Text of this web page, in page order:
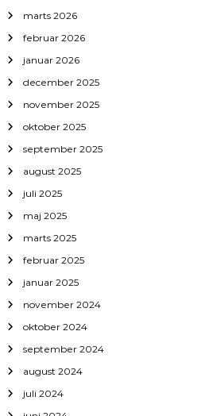
marts 2026
februar 2026
januar 2026
december 2025
november 2025
oktober 2025
september 2025
august 2025
juli 2025
maj 2025
marts 2025
februar 2025
januar 2025
november 2024
oktober 2024
september 2024
august 2024
juli 2024